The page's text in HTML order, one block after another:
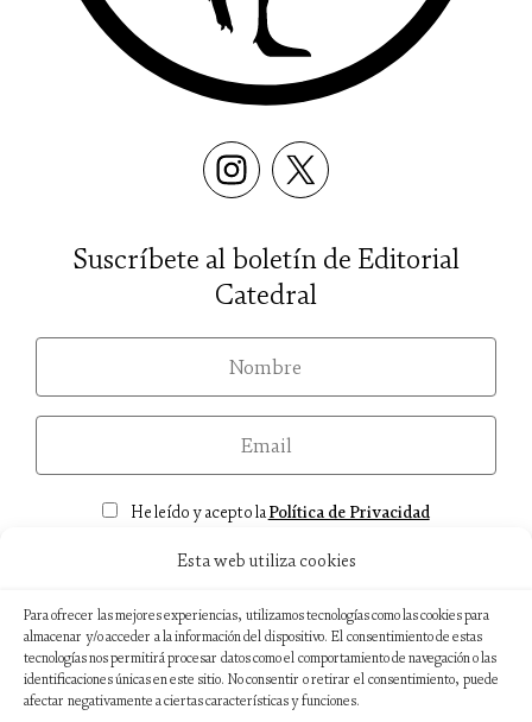
Esta web utiliza cookies
Para ofrecer las mejores experiencias, utilizamos tecnologías como las cookies para
almacenar y/o acceder a la información del dispositivo. El consentimiento de estas
tecnologías nos permitirá procesar datos como el comportamiento de navegación o las
identificaciones únicas en este sitio. No consentir o retirar el consentimiento, puede
afectar negativamente a ciertas características y funciones.
Suscríbete al boletín de Editorial
Catedral
ConsentimientoHe leído y acepto laPolítica de Privacidad
Aviso legal
Política de privacidad